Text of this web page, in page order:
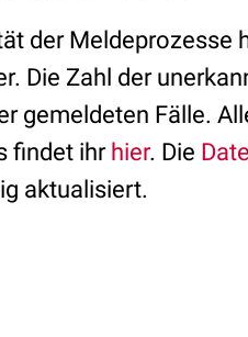
der Meldeprozesse
Die Zahl der
gemeldeten Fälle.
findet ihr hier. Die
aktualisiert.